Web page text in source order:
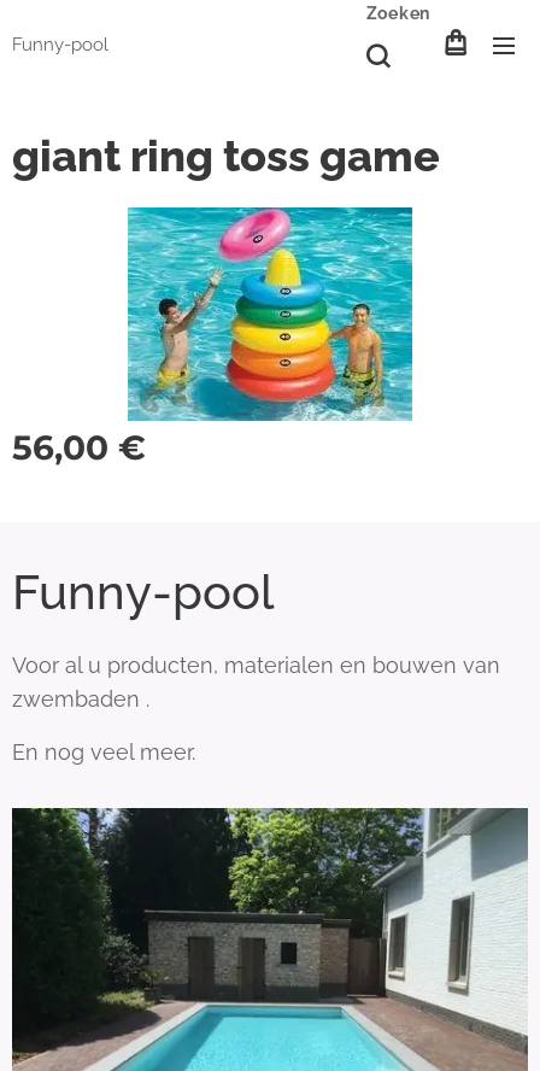
Funny-pool
Zoeken
giant ring toss game
56,00 €
Funny-pool
Voor al u producten, materialen en bouwen van
zwembaden .
En nog veel meer.